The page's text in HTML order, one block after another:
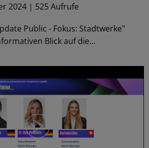
2024 | 525 Aufrufe
Public - Fokus: Stadtwerke"
Blick auf die...